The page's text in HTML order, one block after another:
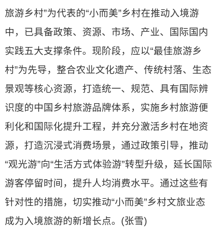
旅游乡村”为代表的“小而美”乡村在推动入境游
中，已具备政策、资源、市场、产业、国际国内
实践五大支撑条件。现阶段，应以“最佳旅游乡
村”为先导，整合农业文化遗产、传统村落、生态
景观等核心资源，打造统一、规范、具有国际辨
识度的中国乡村旅游品牌体系，实施乡村旅游便
利化和国际化提升工程，并充分激活乡村在地资
源，打造沉浸式消费场景，通过政策引导，推动
“观光游”向“生活方式体验游”转型升级，延长国际
游客停留时间，提升人均消费水平。通过这些有
针对性的措施，切实推动“小而美”乡村文旅业态
成为入境旅游的新增长点。(张雪)